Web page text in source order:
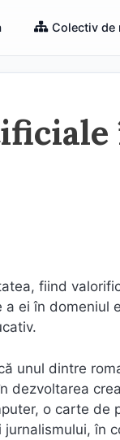
Colectiv de
fiind
ei în domeniul
unul dintre
dezvoltarea
o carte
în